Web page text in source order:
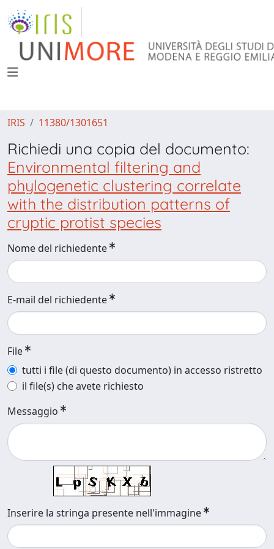
IRIS 11380/1301651
Richiedi una copia del documento:
Environmental filtering and
phylogenetic clustering correlate
with the distribution patterns of
cryptic protist species
Nome del richiedente
E-mail del richiedente
File
tutti i file (di questo documento) in accesso ristretto
il file(s) che avete richiesto
Messaggio
Inserire la stringa presente nell'immagine